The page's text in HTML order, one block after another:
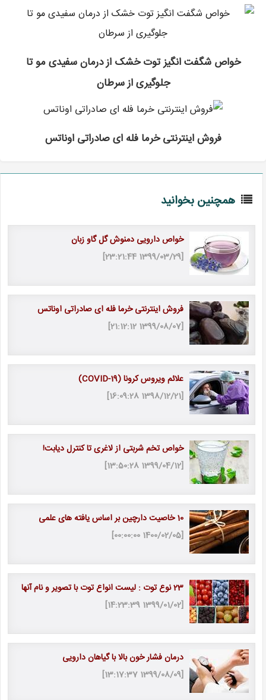
خواص شگفت انگیز توت خشک از درمان سفیدی مو تا
جلوگیری از سرطان
فروش اینترنتی خرما فله ای صادراتی اوناتس
همچنین بخوانید
خواص دارویی دمنوش گل گاو زبان
[1399/03/29 23:21:44]
فروش اینترنتی خرما فله ای صادراتی اوناتس
[1399/08/07 21:12:12]
علائم ویروس کرونا (COVID-19)
[1398/12/21 16:09:28]
خواص تخم شربتی از لاغری تا کنترل دیابت!
[1399/04/12 13:50:28]
10 خاصیت دارچین بر اساس یافته های علمی
[1400/02/05 00:00:00]
23 نوع توت : لیست انواع توت با تصویر و نام آنها
[1399/01/02 14:23:39]
درمان فشار خون بالا با گیاهان دارویی
[1399/08/09 13:17:37]